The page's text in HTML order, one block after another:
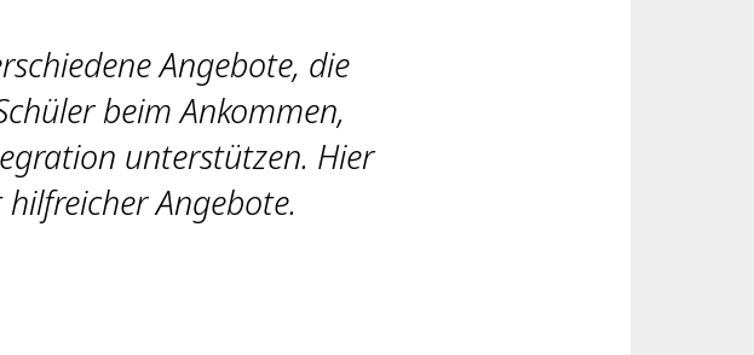
Angebote, die
beim Ankommen,
unterstützen. Hier
Angebote.